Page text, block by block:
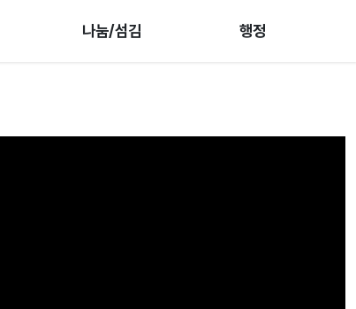
나눔/섬김 행정